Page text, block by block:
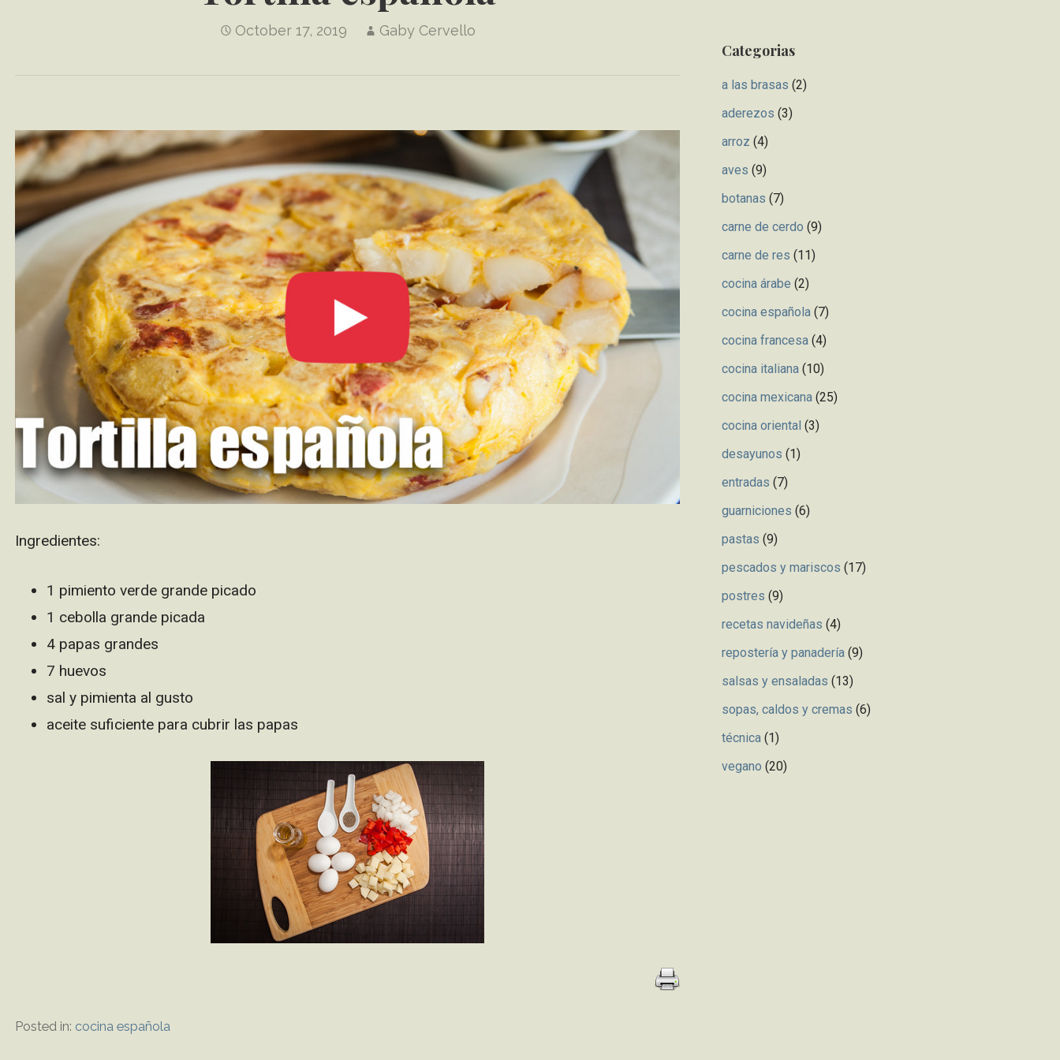
October 17, 2019 Gaby Cervello
Ingredientes:
1 pimiento verde grande picado
1 cebolla grande picada
4 papas grandes
7 huevos
sal y pimienta al gusto
aceite suficiente para cubrir las papas
Posted in: cocina española
c
o
r
:
Categorias
a las brasas (2)
aderezos (3)
arroz (4)
aves (9)
botanas (7)
carne de cerdo (9)
carne de res (11)
cocina árabe (2)
cocina española(7)
cocina francesa(4)
cocina italiana(10)
cocina mexicana(25)
cocina oriental (3)
desayunos (1)
entradas (7)
guarniciones (6)
pastas (9)
pescados y mariscos (17)
postres (9)
recetas navideñas (4)
repostería y panadería(9)
salsas y ensaladas (13)
sopas, caldos y cremas (6)
técnica(1)
vegano (20)